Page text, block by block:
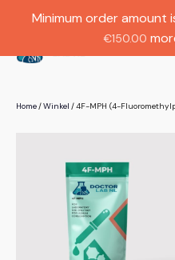
Home/Winkel /4F-MPH (4-
Minimum order amount
€150.00